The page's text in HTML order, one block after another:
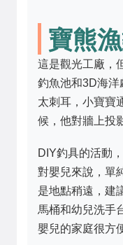
寶熊
這是觀光工廠，
釣魚池和3D海洋
太刺耳，小寶寶
候，他對牆上投
DIY釣具的活動
對嬰兒來說，單
是地點稍遠，建
馬桶和幼兒洗手
嬰兒的家庭很方